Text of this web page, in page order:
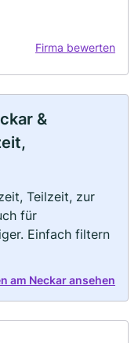
Firma bewerten
&
Teilzeit, zur
für
Einfach filtern
am Neckar ansehen